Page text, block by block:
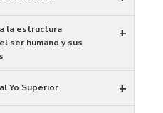
la estructura
ser humano y sus
+
Yo Superior +